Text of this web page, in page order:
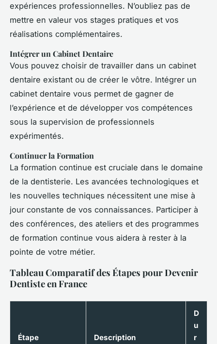
expériences professionnelles. N’oubliez pas de
mettre en valeur vos stages pratiques et vos
réalisations complémentaires.
Intégrer un Cabinet Dentaire
Vous pouvez choisir de travailler dans un cabinet
dentaire existant ou de créer le vôtre. Intégrer un
cabinet dentaire vous permet de gagner de
l’expérience et de développer vos compétences
sous la supervision de professionnels
expérimentés.
Continuer la Formation
La formation continue est cruciale dans le domaine
de la dentisterie. Les avancées technologiques et
les nouvelles techniques nécessitent une mise à
jour constante de vos connaissances. Participer à
des conférences, des ateliers et des programmes
de formation continue vous aidera à rester à la
pointe de votre métier.
Tableau Comparatif des Étapes pour Devenir
Dentiste en France
Étape Description
D
u
r